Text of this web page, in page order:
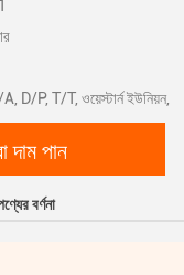
D/P, T/T, ওয়েস্টার্ন ইউনিয়ন,
দাম পান
বর্ণনা